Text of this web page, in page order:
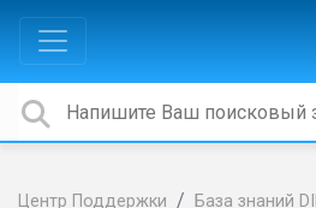
Центр Поддержки База знаний